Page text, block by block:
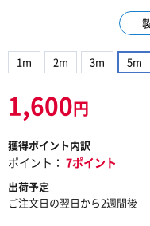
1m 2m 3m 5m
1,600円
獲得ポイント内訳
ポイント： 7ポイント
出荷予定
ご注文日の翌日から2週間後